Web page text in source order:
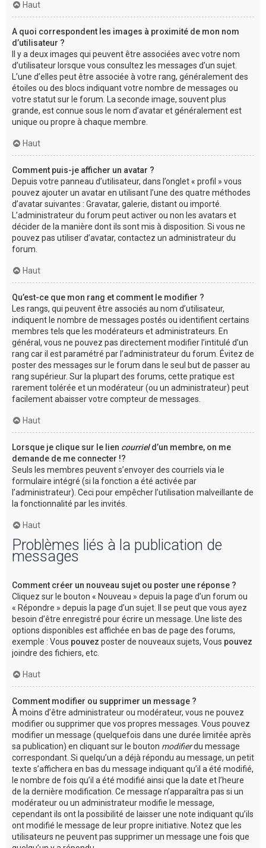
Haut
A quoi correspondent les images à proximité de mon nom
d’utilisateur ?
Il y a deux images qui peuvent être associées avec votre nom
d’utilisateur lorsque vous consultez les messages d’un sujet.
L’une d’elles peut être associée à votre rang, généralement des
étoiles ou des blocs indiquant votre nombre de messages ou
votre statut sur le forum. La seconde image, souvent plus
grande, est connue sous le nom d’avatar et généralement est
unique ou propre à chaque membre.
Haut
Comment puis-je afficher un avatar ?
Depuis votre panneau d’utilisateur, dans l’onglet « profil » vous
pouvez ajouter un avatar en utilisant l’une des quatre méthodes
d’avatar suivantes : Gravatar, galerie, distant ou importé.
L’administrateur du forum peut activer ou non les avatars et
décider de la manière dont ils sont mis à disposition. Si vous ne
pouvez pas utiliser d’avatar, contactez un administrateur du
forum.
Haut
Qu’est-ce que mon rang et comment le modifier ?
Les rangs, qui peuvent être associés au nom d’utilisateur,
indiquent le nombre de messages postés ou identifient certains
membres tels que les modérateurs et administrateurs. En
général, vous ne pouvez pas directement modifier l’intitulé d’un
rang car il est paramétré par l’administrateur du forum. Évitez de
poster des messages sur le forum dans le seul but de passer au
rang supérieur. Sur la plupart des forums, cette pratique est
rarement tolérée et un modérateur (ou un administrateur) peut
facilement abaisser votre compteur de messages.
Haut
Lorsque je clique sur le lien courrield’un membre, on me
demande de me connecter !?
Seuls les membres peuvent s’envoyer des courriels via le
formulaire intégré (si la fonction a été activée par
l’administrateur). Ceci pour empêcher l’utilisation malveillante de
la fonctionnalité par les invités.
Haut
Problèmes liés à la publication de
messages
Comment créer un nouveau sujet ou poster une réponse ?
Cliquez sur le bouton « Nouveau » depuis la page d’un forum ou
« Répondre » depuis la page d’un sujet. Il se peut que vous ayez
besoin d’être enregistré pour écrire un message. Une liste des
options disponibles est affichée en bas de page des forums,
exemple : Vous pouvez poster de nouveaux sujets, Vous pouvez
joindre des fichiers, etc.
Haut
Comment modifier ou supprimer un message ?
À moins d’être administrateur ou modérateur, vous ne pouvez
modifier ou supprimer que vos propres messages. Vous pouvez
modifier un message (quelquefois dans une durée limitée après
sa publication) en cliquant sur le bouton modifierdu message
correspondant. Si quelqu’un a déjà répondu au message, un petit
texte s’affichera en bas du message indiquant qu’il a été modifié,
le nombre de fois qu’il a été modifié ainsi que la date et l’heure
de la dernière modification. Ce message n’apparaîtra pas si un
modérateur ou un administrateur modifie le message,
cependant ils ont la possibilité de laisser une note indiquant qu’ils
ont modifié le message de leur propre initiative. Notez que les
utilisateurs ne peuvent pas supprimer un message une fois que